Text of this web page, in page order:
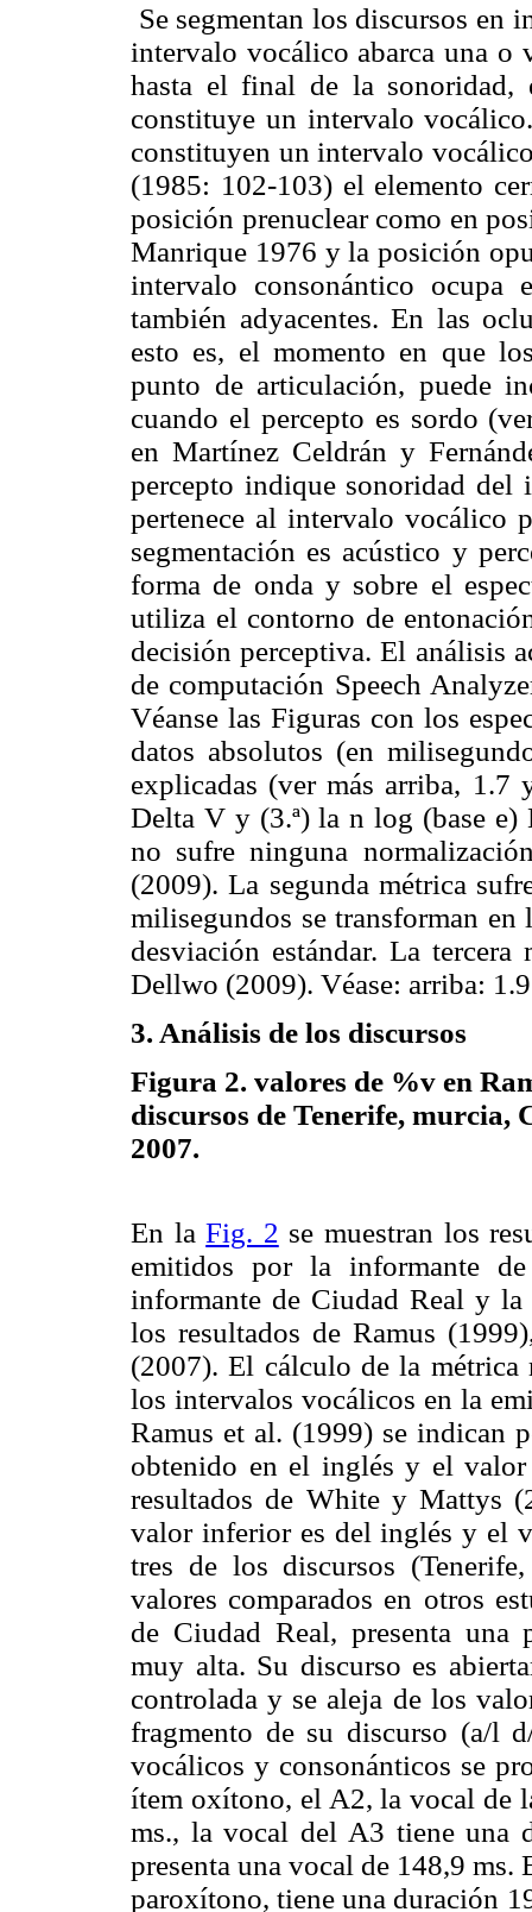
Se segmentan los discursos en
intervalo vocálico abarca una o
hasta el final de la sonoridad,
constituye un intervalo
constituyen un intervalo
(1985: 102-103) el elemento
posición prenuclear como en
Manrique 1976 y la posición
intervalo consonántico ocupa
también adyacentes. En las
esto es, el momento en que
punto de articulación, puede
cuando el percepto es sordo
en Martínez Celdrán y
percepto indique sonoridad del
pertenece al intervalo vocálico
segmentación es acústico y
forma de onda y sobre el
utiliza el contorno de
decisión perceptiva. El análisis
de computación Speech
Véanse las Figuras con los
datos absolutos (en
explicadas (ver más arriba, 1.7
Delta V y (3.ª) la n log (base
no sufre ninguna
(2009). La segunda métrica
milisegundos se transforman
desviación estándar. La
Dellwo (2009). Véase:
3. Análisis de los discursos
Figura 2. valores de %v en
discursos de Tenerife, murcia,
2007.
En laFig. 2 se muestran los
emitidos por la informante
informante de Ciudad Real y
los resultados de Ramus
(2007). El cálculo de la
los intervalos vocálicos en la
Ramus et al. (1999) se indican
obtenido en el inglés y el
resultados de White y Mattys
valor inferior es del inglés y el
tres de los discursos
valores comparados en otros
de Ciudad Real, presenta una
muy alta. Su discurso es
controlada y se aleja de los
fragmento de su discurso (a/l
vocálicos y consonánticos se
ítem oxítono, el A2, la vocal de
ms., la vocal del A3 tiene una
presenta una vocal de 148,9
paroxítono, tiene una duración